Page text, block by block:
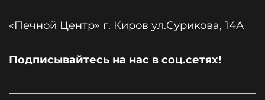
«Печной Центр» г. Киров ул.Сурикова, 14А
Подписывайтесь на нас в соц.сетях!